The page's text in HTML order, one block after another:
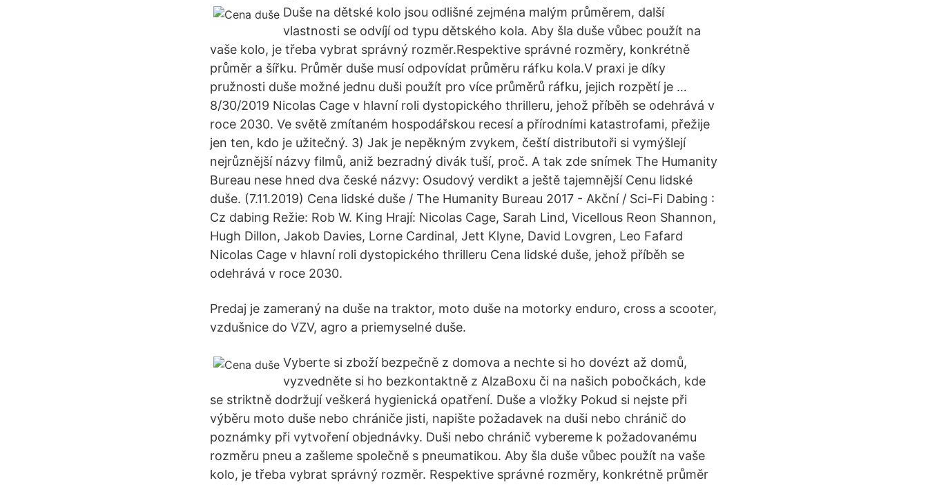
Duše na dětské kolo jsou odlišné zejména malým průměrem, další
vlastnosti se odvíjí od typu dětského kola. Aby šla duše vůbec použít na
vaše kolo, je třeba vybrat správný rozměr.Respektive správné rozměry, konkrétně
průměr a šířku. Průměr duše musí odpovídat průměru ráfku kola.V praxi je díky
pružnosti duše možné jednu duši použít pro více průměrů ráfku, jejich rozpětí je …
8/30/2019 Nicolas Cage v hlavní roli dystopického thrilleru, jehož příběh se odehrává v
roce 2030. Ve světě zmítaném hospodářskou recesí a přírodními katastrofami, přežije
jen ten, kdo je užitečný. 3) Jak je nepěkným zvykem, čeští distributoři si vymýšlejí
nejrůznější názvy filmů, aniž bezradný divák tuší, proč. A tak zde snímek The Humanity
Bureau nese hned dva české názvy: Osudový verdikt a ještě tajemnější Cenu lidské
duše. (7.11.2019) Cena lidské duše / The Humanity Bureau 2017 - Akční / Sci-Fi Dabing :
Cz dabing Režie: Rob W. King Hrají: Nicolas Cage, Sarah Lind, Vicellous Reon Shannon,
Hugh Dillon, Jakob Davies, Lorne Cardinal, Jett Klyne, David Lovgren, Leo Fafard
Nicolas Cage v hlavní roli dystopického thrilleru Cena lidské duše, jehož příběh se
odehrává v roce 2030.
Predaj je zameraný na duše na traktor, moto duše na motorky enduro, cross a scooter,
vzdušnice do VZV, agro a priemyselné duše.
Vyberte si zboží bezpečně z domova a nechte si ho dovézt až domů,
vyzvedněte si ho bezkontaktně z AlzaBoxu či na našich pobočkách, kde
se striktně dodržují veškerá hygienická opatření. Duše a vložky Pokud si nejste při
výběru moto duše nebo chrániče jisti, napište požadavek na duši nebo chránič do
poznámky při vytvoření objednávky. Duši nebo chránič vybereme k požadovanému
rozměru pneu a zašleme společně s pneumatikou. Aby šla duše vůbec použít na vaše
kolo, je třeba vybrat správný rozměr. Respektive správné rozměry, konkrétně průměr